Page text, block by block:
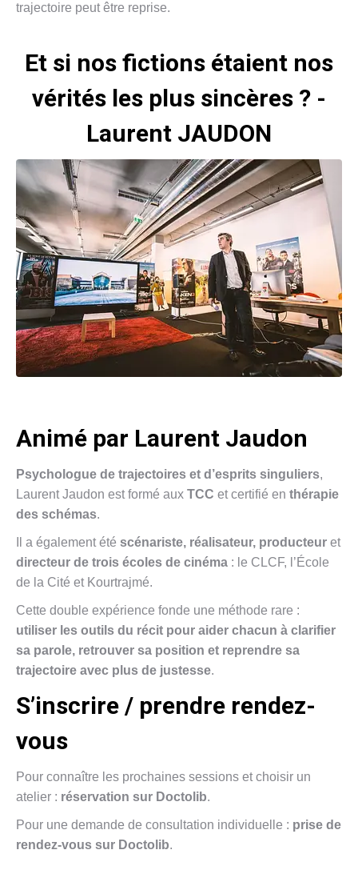
trajectoire peut être reprise.
Et si nos fictions étaient nos
vérités les plus sincères ? -
Laurent JAUDON
Animé par Laurent Jaudon
Psychologue de trajectoires et d’esprits singuliers,
Laurent Jaudon est formé aux TCC et certifié en thérapie
des schémas.
Il a également été scénariste, réalisateur, producteur et
directeur de trois écoles de cinéma : le CLCF, l’École
de la Cité et Kourtrajmé.
Cette double expérience fonde une méthode rare :
utiliser les outils du récit pour aider chacun à clarifier
sa parole, retrouver sa position et reprendre sa
trajectoire avec plus de justesse.
S’inscrire / prendre rendez-
vous
Pour connaître les prochaines sessions et choisir un
atelier : réservation sur Doctolib.
Pour une demande de consultation individuelle : prise de
rendez-vous sur Doctolib.